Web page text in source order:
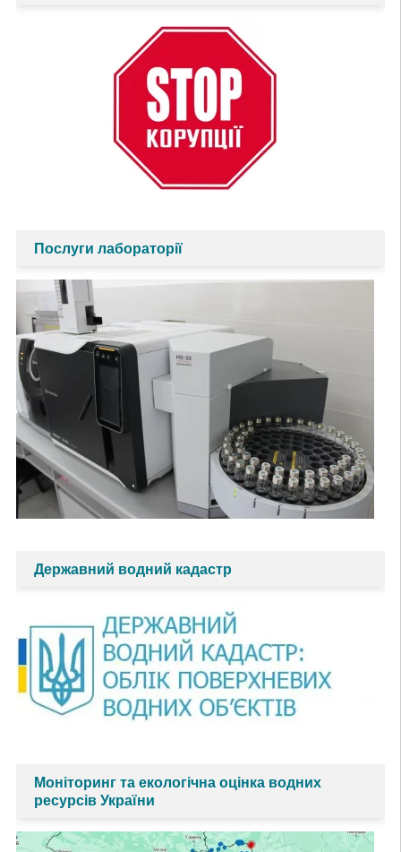
Послуги лабораторії
Державний водний кадастр
Моніторинг та екологічна оцінка водних
ресурсів України